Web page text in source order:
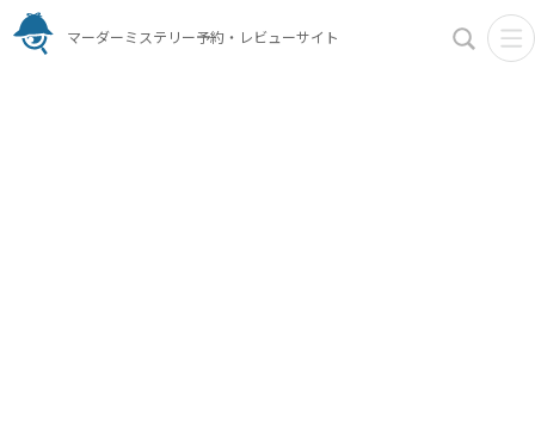
マーダーミステリー予約・レビューサイト